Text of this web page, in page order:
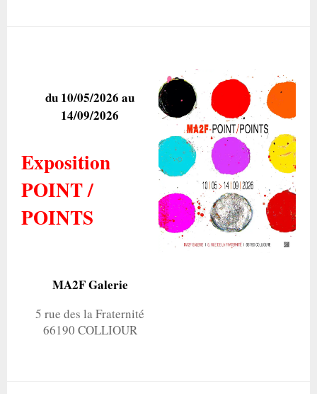
du 10/05/2026 au
14/09/2026
Exposition
POINT /
POINTS
MA2F Galerie
5 rue des la Fraternité
66190 COLLIOUR